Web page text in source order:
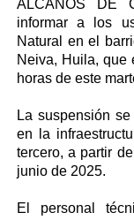
Content
Descripción
ALCANOS DE
informar a los
Natural en el
Neiva, Huila, que
horas de este
La suspensión
en la
tercero, a partir
junio de 2025.
El personal